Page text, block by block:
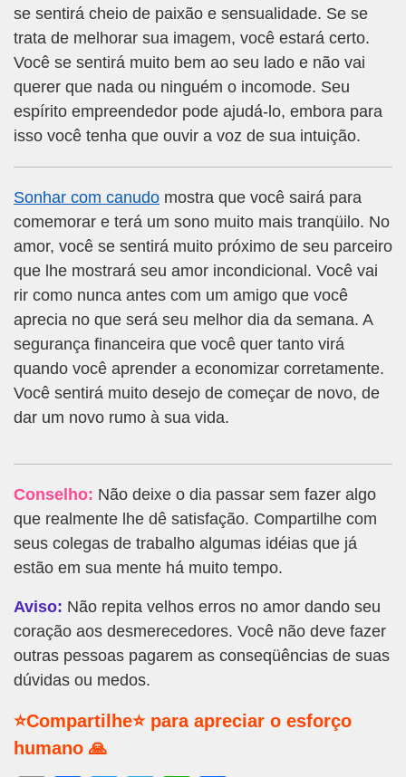
se sentirá cheio de paixão e sensualidade. Se se
trata de melhorar sua imagem, você estará certo.
Você se sentirá muito bem ao seu lado e não vai
querer que nada ou ninguém o incomode. Seu
espírito empreendedor pode ajudá-lo, embora para
isso você tenha que ouvir a voz de sua intuição.
Sonhar com canudo mostra que você sairá para
comemorar e terá um sono muito mais tranqüilo. No
amor, você se sentirá muito próximo de seu parceiro
que lhe mostrará seu amor incondicional. Você vai
rir como nunca antes com um amigo que você
aprecia no que será seu melhor dia da semana. A
segurança financeira que você quer tanto virá
quando você aprender a economizar corretamente.
Você sentirá muito desejo de começar de novo, de
dar um novo rumo à sua vida.
Conselho: Não deixe o dia passar sem fazer algo
que realmente lhe dê satisfação. Compartilhe com
seus colegas de trabalho algumas idéias que já
estão em sua mente há muito tempo.
Aviso: Não repita velhos erros no amor dando seu
coração aos desmerecedores. Você não deve fazer
outras pessoas pagarem as conseqüências de suas
dúvidas ou medos.
⭐Compartilhe⭐ para apreciar o esforço
humano 🙏